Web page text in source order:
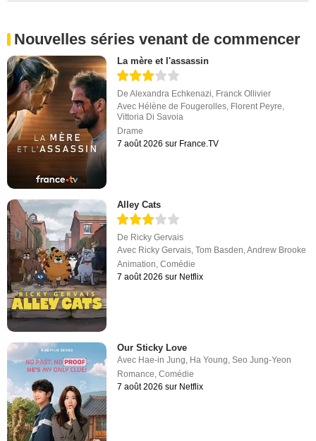
Nouvelles séries venant de commencer
La mère et l'assassin
DeAlexandra Echkenazi, Franck Ollivier
Avec Hélène de Fougerolles, Florent Peyre,
Vittoria Di Savoia
Drame
7 août 2026 sur France.TV
Alley Cats
De Ricky Gervais
Avec Ricky Gervais ,Tom Basden ,Andrew Brooke
Animation ,Comédie
7 août 2026 sur Netflix
Our Sticky Love
Avec Hae-in Jung, Ha Young,Seo Jung-Yeon
Romance,Comédie
7 août 2026 sur Netflix